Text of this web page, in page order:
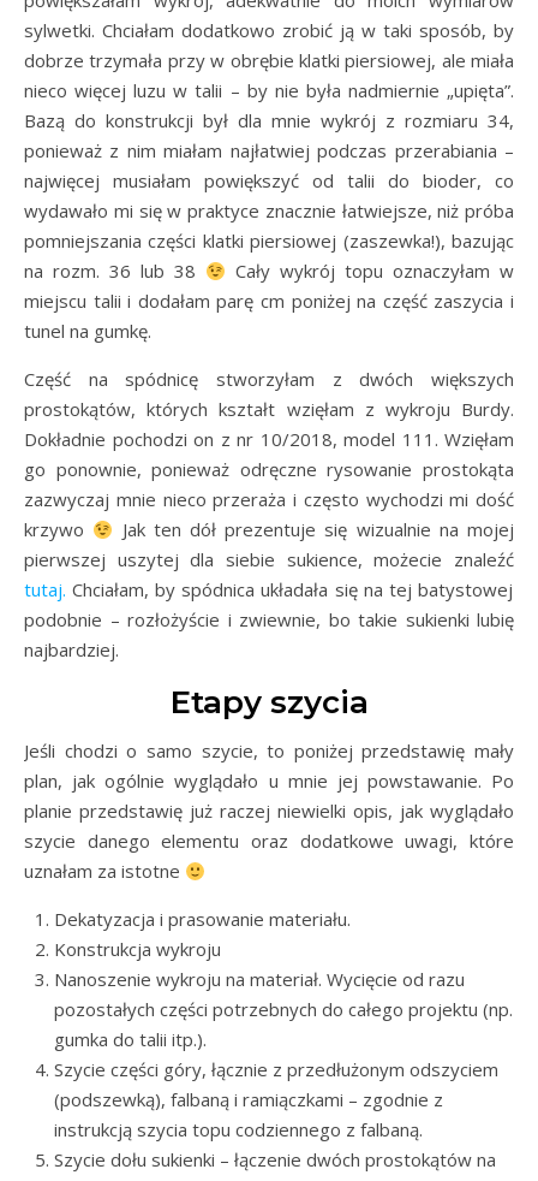
sylwetki. Chciałam dodatkowo zrobić ją w taki sposób, by
dobrze trzymała przy w obrębie klatki piersiowej, ale miała
nieco więcej luzu w talii – by nie była nadmiernie „upięta”.
Bazą do konstrukcji był dla mnie wykrój z rozmiaru 34,
ponieważ z nim miałam najłatwiej podczas przerabiania –
najwięcej musiałam powiększyć od talii do bioder, co
wydawało mi się w praktyce znacznie łatwiejsze, niż próba
pomniejszania części klatki piersiowej (zaszewka!), bazując
na rozm. 36 lub 38
Cały wykrój topu oznaczyłam w
miejscu talii i dodałam parę cm poniżej na część zaszycia i
tunel na gumkę.
Część na spódnicę stworzyłam z dwóch większych
prostokątów, których kształt wzięłam z wykroju Burdy.
Dokładnie pochodzi on z nr 10/2018, model 111. Wzięłam
go ponownie, ponieważ odręczne rysowanie prostokąta
zazwyczaj mnie nieco przeraża i często wychodzi mi dość
krzywo
Jak ten dół prezentuje się wizualnie na mojej
pierwszej uszytej dla siebie sukience, możecie znaleźć
tutaj. Chciałam, by spódnica układała się na tej batystowej
podobnie – rozłożyście i zwiewnie, bo takie sukienki lubię
najbardziej.
Etapy szycia
Jeśli chodzi o samo szycie, to poniżej przedstawię mały
plan, jak ogólnie wyglądało u mnie jej powstawanie. Po
planie przedstawię już raczej niewielki opis, jak wyglądało
szycie danego elementu oraz dodatkowe uwagi, które
uznałam za istotne
Dekatyzacja i prasowanie materiału.
Konstrukcja wykroju
Nanoszenie wykroju na materiał. Wycięcie od razu
pozostałych części potrzebnych do całego projektu (np.
gumka do talii itp.).
Szycie części góry, łącznie z przedłużonym odszyciem
(podszewką), falbaną i ramiączkami – zgodnie z
instrukcją szycia topu codziennego z falbaną.
Szycie dołu sukienki – łączenie dwóch prostokątów na